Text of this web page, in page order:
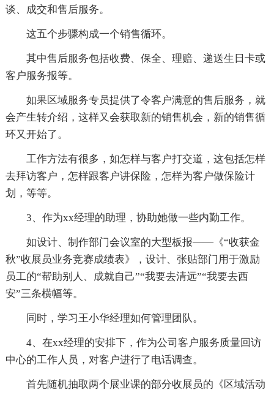
谈、成交和售后服务。
这五个步骤构成一个销售循环。
其中售后服务包括收费、保全、理赔、递送生日卡或
客户服务报等。
如果区域服务专员提供了令客户满意的售后服务，就
会产生转介绍，这样又会获取新的销售机会，新的销售循
环又开始了。
工作方法有很多，如怎样与客户打交道，这包括怎样
去拜访客户，怎样跟客户讲保险，怎样为客户做保险计
划，等等。
3、作为xx经理的助理，协助她做一些内勤工作。
如设计、制作部门会议室的大型板报——《“收获金
秋”收展员业务竞赛成绩表》，设计、张贴部门用于激励
员工的“帮助别人、成就自己”“我要去清远”“我要去西
安”三条横幅等。
同时，学习王小华经理如何管理团队。
4、在xx经理的安排下，作为公司客户服务质量回访
中心的工作人员，对客户进行了电话调查。
首先随机抽取两个展业课的部分收展员的《区域活动